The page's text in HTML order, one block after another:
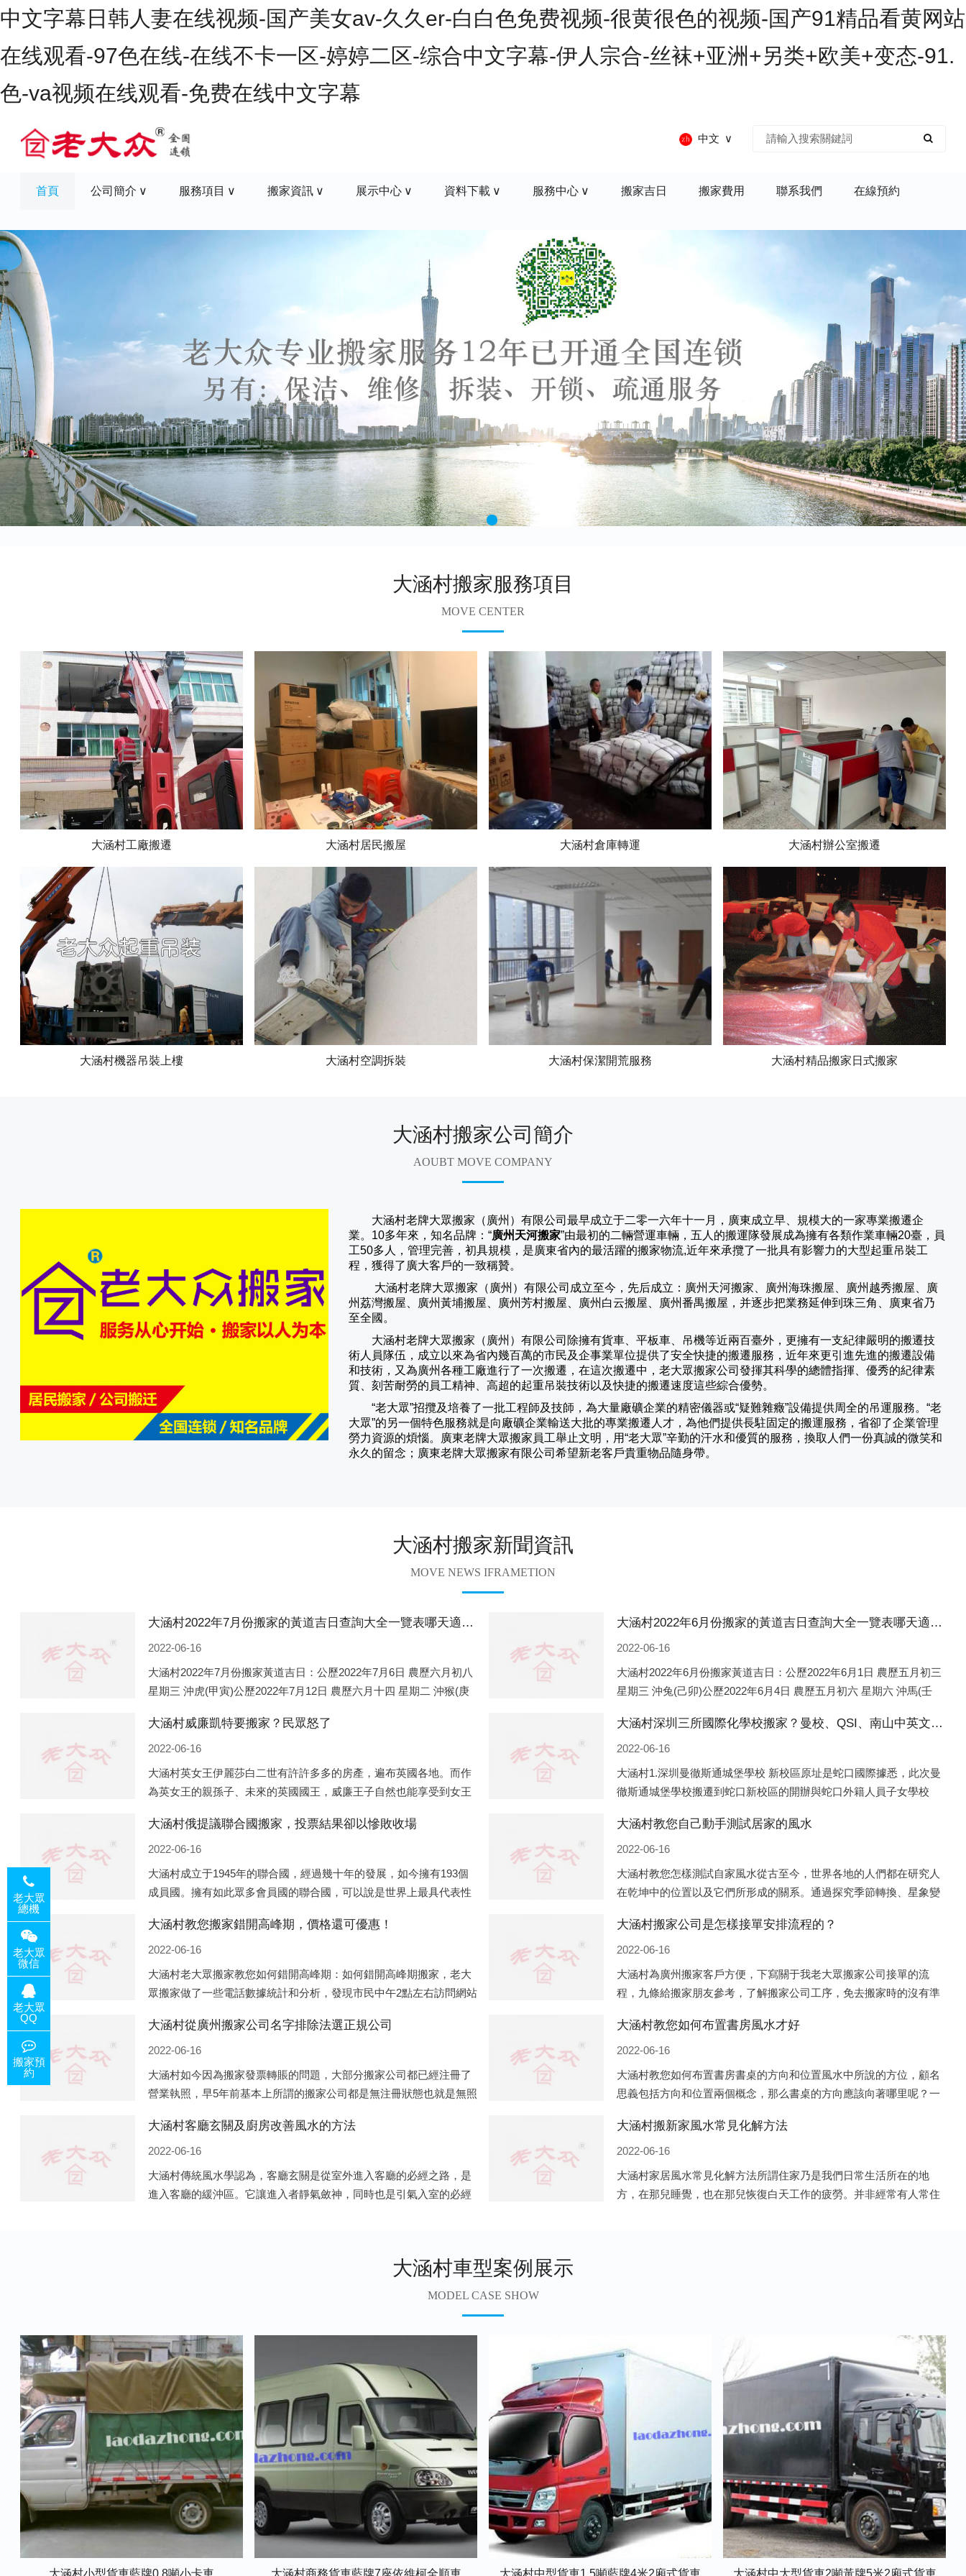
中文字幕日韩人妻在线视频-国产美女av-久久er-白白色免费视频-很黄很色的视频-国产91精品看黄网站
在线观看-97色在线-在线不卡一区-婷婷二区-综合中文字幕-伊人宗合-丝袜+亚洲+另类+欧美+变态-91.
色-va视频在线观看-免费在线中文字幕
中文
首頁 公司簡介 服務項目 搬家資訊 展示中心 資料下載 服務中心 搬家吉日 搬家費用 聯系我們 在線預約
大涵村搬家服務項目
MOVE CENTER
大涵村工廠搬遷 大涵村居民搬屋 大涵村倉庫轉運 大涵村辦公室搬遷
大涵村機器吊裝上樓 大涵村空調拆裝 大涵村保潔開荒服務 大涵村精品搬家日式搬家
大涵村搬家公司簡介
AOUBT MOVE COMPANY
大涵村老牌大眾搬家（廣州）有限公司最早成立于二零一六年十一月，廣東成立早、規模大的一家專業搬遷企
業。10多年來，知名品牌：“廣州天河搬家”由最初的二輛營運車輛，五人的搬運隊發展成為擁有各類作業車輛20臺，員
工50多人，管理完善，初具規模，是廣東省內的最活躍的搬家物流,近年來承攬了一批具有影響力的大型起重吊裝工
程，獲得了廣大客戶的一致稱贊。
大涵村老牌大眾搬家（ 廣州 ）有限公司成立至今，先后成立：廣州天河搬家、廣州海珠搬屋、廣州越秀搬屋、廣
州荔灣搬屋、廣州黃埔搬屋、廣州芳村搬屋、廣州白云搬屋、廣州番禺搬屋，并逐步把業務延伸到珠三角、廣東省乃
至全國。
大涵村老牌大眾搬家（ 廣州 ）有限公司除擁有貨車、平板車、吊機等近兩百臺外，更擁有一支紀律嚴明的搬遷技
術人員隊伍，成立以來為省內幾百萬的市民及企事業單位提供了安全快捷的搬遷服務，近年來更引進先進的搬遷設備
和技術，又為廣州各種工廠進行了一次搬遷，在這次搬遷中，老大眾搬家公司發揮其科學的總體指揮、優秀的紀律素
質、刻苦耐勞的員工精神、高超的起重吊裝技術以及快捷的搬遷速度這些綜合優勢。
“老大眾”招攬及培養了一批工程師及技師，為大量廠礦企業的精密儀器或“疑難雜癥”設備提供周全的吊運服務。“老
大眾”的另一個特色服務就是向廠礦企業輸送大批的專業搬遷人才，為他們提供長駐固定的搬運服務，省卻了企業管理
勞力資源的煩惱。廣東老牌大眾搬家員工舉止文明，用“老大眾”辛勤的汗水和優質的服務，換取人們一份真誠的微笑和
永久的留念；廣東老牌大眾搬家有限公司希望新老客戶貴重物品隨身帶。
大涵村搬家新聞資訊
MOVE NEWS IFRAMETION
大涵村2022年7月份搬家的黃道吉日查詢大全一覽表哪天適合搬家好日子
2022-06-16
大涵村2022年7月份搬家黃道吉日：公歷2022年7月6日 農歷六月初八
星期三 沖虎(甲寅)公歷2022年7月12日 農歷六月十四 星期二 沖猴(庚
大涵村2022年6月份搬家的黃道吉日查詢大全一覽表哪天適合搬家好日子
2022-06-16
大涵村2022年6月份搬家黃道吉日：公歷2022年6月1日 農歷五月初三
星期三 沖兔(己卯)公歷2022年6月4日 農歷五月初六 星期六 沖馬(壬
大涵村威廉凱特要搬家？民眾怒了
2022-06-16
大涵村英女王伊麗莎白二世有許許多多的房產，遍布英國各地。而作
為英女王的親孫子、未來的英國國王，威廉王子自然也能享受到女王
是位于倫敦的肯辛頓宮，一處
大涵村深圳三所國際化學校搬家？曼校、QSI、南山中英文搬走了
2022-06-16
大涵村1.深圳曼徹斯通城堡學校 新校區原址是蛇口國際據悉，此次曼
徹斯通城堡學校搬遷到蛇口新校區的開辦與蛇口外籍人員子女學校
正式并入蛇口外籍
大涵村俄提議聯合國搬家，投票結果卻以慘敗收場
2022-06-16
大涵村成立于1945年的聯合國，經過幾十年的發展，如今擁有193個
成員國。擁有如此眾多會員國的聯合國，可以說是世界上最具代表性
以美國為首的西方國家
大涵村教您自己動手測試居家的風水
2022-06-16
大涵村教您怎樣測試自家風水從古至今，世界各地的人們都在研究人
在乾坤中的位置以及它們所形成的關系。通過探究季節轉換、星象變
同住宅中的人，其一生中的財
大涵村教您搬家錯開高峰期，價格還可優惠！
2022-06-16
大涵村老大眾搬家教您如何錯開高峰期：如何錯開高峰期搬家，老大
眾搬家做了一些電話數據統計和分析，發現市民中午2點左右訪問網站
日是最多的，網上QQ微
大涵村搬家公司是怎樣接單安排流程的？
2022-06-16
大涵村為廣州搬家客戶方便，下寫關于我老大眾搬家公司接單的流
程，九條給搬家朋友參考，了解搬家公司工序，免去搬家時的沒有準
電話咨詢，初步了解客戶搬 家
大涵村從廣州搬家公司名字排除法選正規公司
2022-06-16
大涵村如今因為搬家發票轉賬的問題，大部分搬家公司都已經注冊了
營業執照，早5年前基本上所謂的搬家公司都是無注冊狀態也就是無照
遍地開花，如：天眼查，企
大涵村教您如何布置書房風水才好
2022-06-16
大涵村教您如何布置書房書桌的方向和位置風水中所說的方位，顧名
思義包括方向和位置兩個概念，那么書桌的方向應該向著哪里呢？一
書桌也向著門放置即可；這
大涵村客廳玄關及廚房改善風水的方法
2022-06-16
大涵村傳統風水學認為，客廳玄關是從室外進入客廳的必經之路，是
進入客廳的緩沖區。它讓進入者靜氣斂神，同時也是引氣入室的必經
大涵村搬新家風水常見化解方法
2022-06-16
大涵村家居風水常見化解方法所謂住家乃是我們日常生活所在的地
方，在那兒睡覺，也在那兒恢復白天工作的疲勞。并非經常有人常住
大涵村車型案例展示
MODEL CASE SHOW
大涵村小型貨車藍牌0.8噸小卡車 大涵村商務貨車藍牌7座依維柯全順車 大涵村中型貨車1.5噸藍牌4米2廂式貨車 大涵村中大型貨車2噸黃牌5米2廂式貨車
老大眾
總機
老大眾
微信
老大眾
QQ
搬家預
約